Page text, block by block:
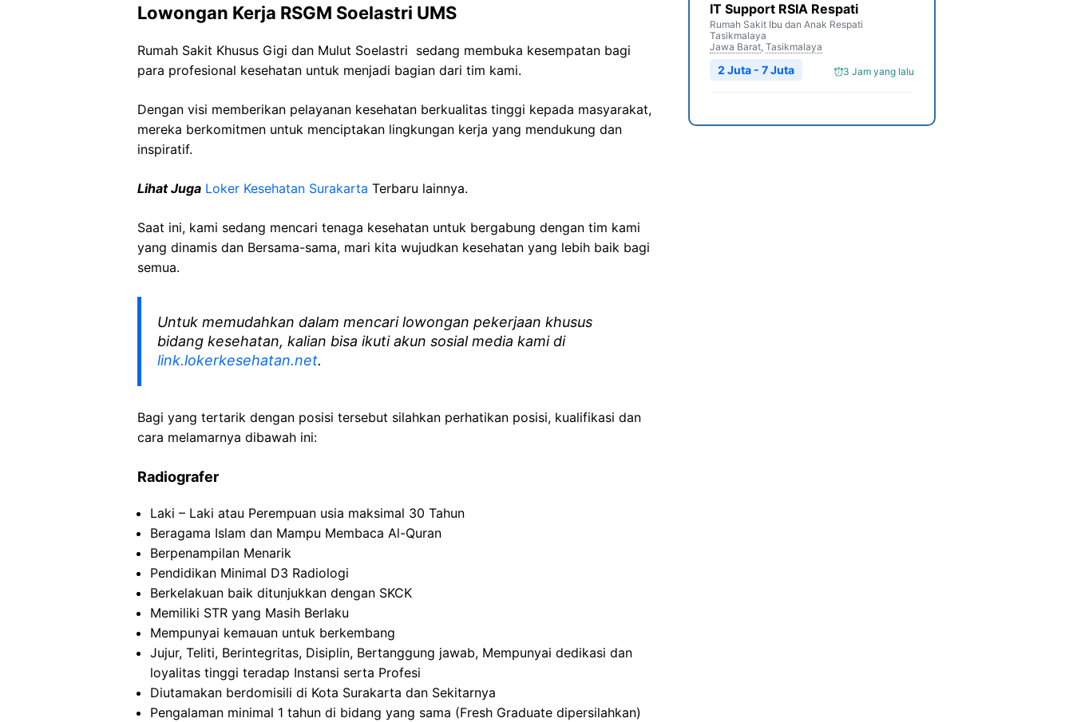
Lowongan Kerja RSGM Soelastri UMS
Rumah Sakit Khusus Gigi dan Mulut Soelastri sedang membuka kesempatan bagi
para profesional kesehatan untuk menjadi bagian dari tim kami.
Dengan visi memberikan pelayanan kesehatan berkualitas tinggi kepada masyarakat,
mereka berkomitmen untuk menciptakan lingkungan kerja yang mendukung dan
inspiratif.
Lihat Juga Loker Kesehatan Surakarta Terbaru lainnya.
Saat ini, kami sedang mencari tenaga kesehatan untuk bergabung dengan tim kami
yang dinamis dan Bersama-sama, mari kita wujudkan kesehatan yang lebih baik bagi
semua.
Untuk memudahkan dalam mencari lowongan pekerjaan khusus
bidang kesehatan, kalian bisa ikuti akun sosial media kami di
link.lokerkesehatan.net.
Bagi yang tertarik dengan posisi tersebut silahkan perhatikan posisi, kualifikasi dan
cara melamarnya dibawah ini:
Radiografer
Laki – Laki atau Perempuan usia maksimal 30 Tahun
Beragama Islam dan Mampu Membaca Al-Quran
Berpenampilan Menarik
Pendidikan Minimal D3 Radiologi
Berkelakuan baik ditunjukkan dengan SKCK
Memiliki STR yang Masih Berlaku
Mempunyai kemauan untuk berkembang
Jujur, Teliti, Berintegritas, Disiplin, Bertanggung jawab, Mempunyai dedikasi dan
loyalitas tinggi teradap Instansi serta Profesi
Diutamakan berdomisili di Kota Surakarta dan Sekitarnya
Pengalaman minimal 1 tahun di bidang yang sama (Fresh Graduate dipersilahkan)
IT Support RSIA Respati
Rumah Sakit Ibu dan Anak Respati
Tasikmalaya
Jawa Barat, Tasikmalaya
3 Jam yang lalu
2 Juta - 7 Juta